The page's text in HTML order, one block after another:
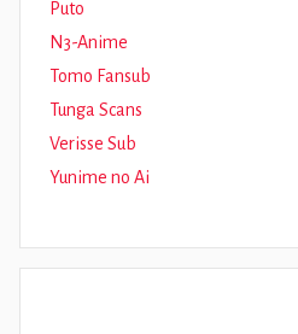
Puto
N3-Anime
Tomo Fansub
Tunga Scans
Verisse Sub
Yunime no Ai